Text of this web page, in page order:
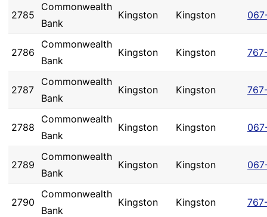
2785
Commonwealth
Bank
Kingston Kingston
2786
Commonwealth
Bank
Kingston Kingston
2787
Commonwealth
Bank
Kingston Kingston
2788
Commonwealth
Bank
Kingston Kingston
2789
Commonwealth
Bank
Kingston Kingston
2790
Commonwealth
Bank
Kingston Kingston